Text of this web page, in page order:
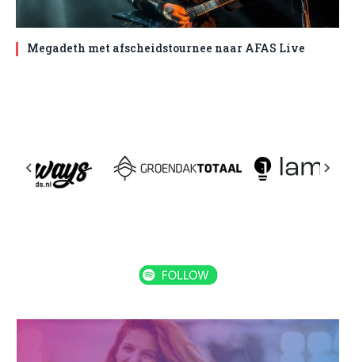
Megadeth met afscheidstournee naar AFAS Live